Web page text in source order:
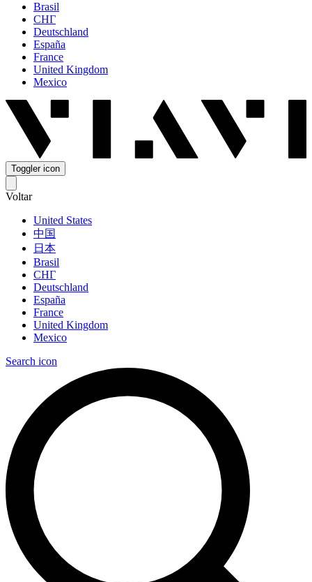
Brasil
СНГ
Deutschland
España
France
United Kingdom
Mexico
Toggler icon
Voltar
United States
中国
日本
Brasil
СНГ
Deutschland
España
France
United Kingdom
Mexico
Search icon